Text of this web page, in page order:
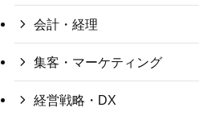
会計・経理
集客・マーケティング
経営戦略・DX